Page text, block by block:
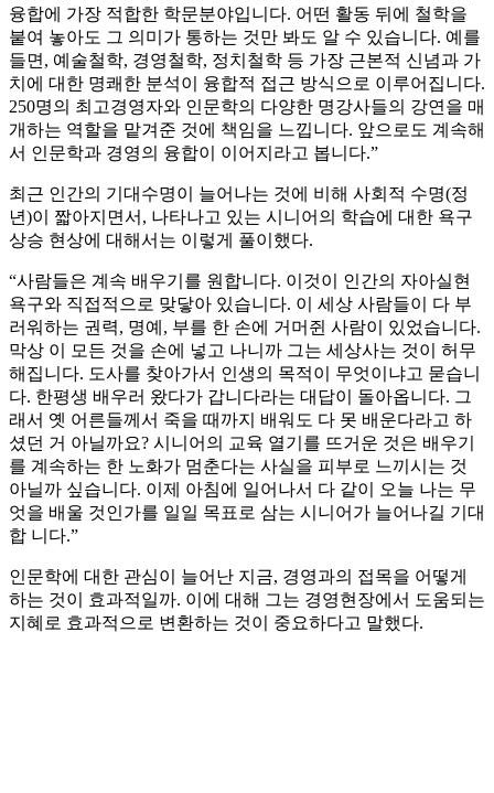
융합에 가장 적합한 학문분야입니다. 어떤 활동 뒤에 철학을
붙여 놓아도 그 의미가 통하는 것만 봐도 알 수 있습니다. 예를
들면, 예술철학, 경영철학, 정치철학 등 가장 근본적 신념과 가
치에 대한 명쾌한 분석이 융합적 접근 방식으로 이루어집니다.
250명의 최고경영자와 인문학의 다양한 명강사들의 강연을 매
개하는 역할을 맡겨준 것에 책임을 느낍니다. 앞으로도 계속해
서 인문학과 경영의 융합이 이어지라고 봅니다.”
최근 인간의 기대수명이 늘어나는 것에 비해 사회적 수명(정
년)이 짧아지면서, 나타나고 있는 시니어의 학습에 대한 욕구
상승 현상에 대해서는 이렇게 풀이했다.
“사람들은 계속 배우기를 원합니다. 이것이 인간의 자아실현
욕구와 직접적으로 맞닿아 있습니다. 이 세상 사람들이 다 부
러워하는 권력, 명예, 부를 한 손에 거머쥔 사람이 있었습니다.
막상 이 모든 것을 손에 넣고 나니까 그는 세상사는 것이 허무
해집니다. 도사를 찾아가서 인생의 목적이 무엇이냐고 묻습니
다. 한평생 배우러 왔다가 갑니다라는 대답이 돌아옵니다. 그
래서 옛 어른들께서 죽을 때까지 배워도 다 못 배운다라고 하
셨던 거 아닐까요? 시니어의 교육 열기를 뜨거운 것은 배우기
를 계속하는 한 노화가 멈춘다는 사실을 피부로 느끼시는 것
아닐까 싶습니다. 이제 아침에 일어나서 다 같이 오늘 나는 무
엇을 배울 것인가를 일일 목표로 삼는 시니어가 늘어나길 기대
합 니다.”
인문학에 대한 관심이 늘어난 지금, 경영과의 접목을 어떻게
하는 것이 효과적일까. 이에 대해 그는 경영현장에서 도움되는
지혜로 효과적으로 변환하는 것이 중요하다고 말했다.